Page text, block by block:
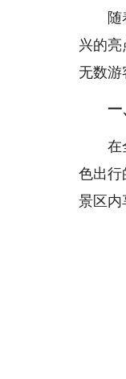
随着
兴的
无数游
一
在全
色出行
景区内